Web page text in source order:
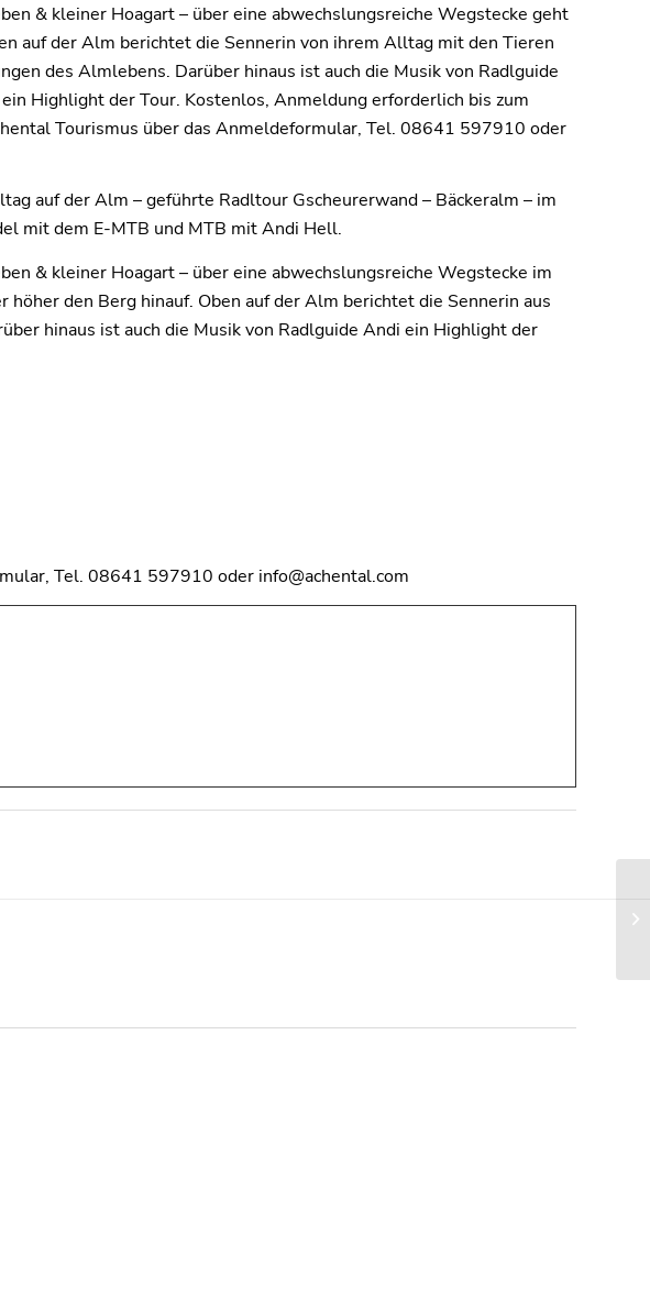
& kleiner Hoagart – über eine abwechslungsreiche Wegstecke geht
auf der Alm berichtet die Sennerin von ihrem Alltag mit den Tieren
des Almlebens. Darüber hinaus ist auch die Musik von Radlguide
ein Highlight der Tour. Kostenlos, Anmeldung erforderlich bis zum
Tourismus über das Anmeldeformular, Tel. 08641 597910 oder
auf der Alm – geführte Radltour Gscheurerwand – Bäckeralm – im
mit dem E-MTB und MTB mit Andi Hell.
& kleiner Hoagart – über eine abwechslungsreiche Wegstecke im
höher den Berg hinauf. Oben auf der Alm berichtet die Sennerin aus
hinaus ist auch die Musik von Radlguide Andi ein Highlight der
Tel. 08641 597910 oder info@achental.com